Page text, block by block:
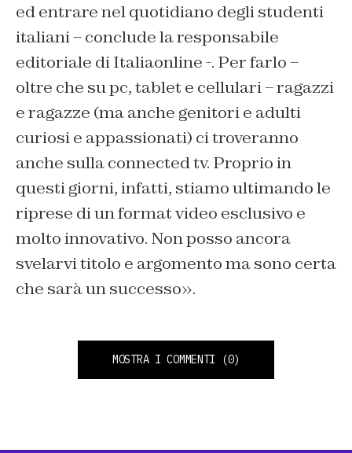
ed entrare nel quotidiano degli studenti
italiani – conclude la responsabile
editoriale di Italiaonline -. Per farlo –
oltre che su pc, tablet e cellulari – ragazzi
e ragazze (ma anche genitori e adulti
curiosi e appassionati) ci troveranno
anche sulla connected tv. Proprio in
questi giorni, infatti, stiamo ultimando le
riprese di un format video esclusivo e
molto innovativo. Non posso ancora
svelarvi titolo e argomento ma sono certa
che sarà un successo».
MOSTRA I COMMENTI (0)